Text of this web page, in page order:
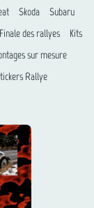
Skoda
Subaru
Finale des rallyes
Kits
sur mesure
Rallye